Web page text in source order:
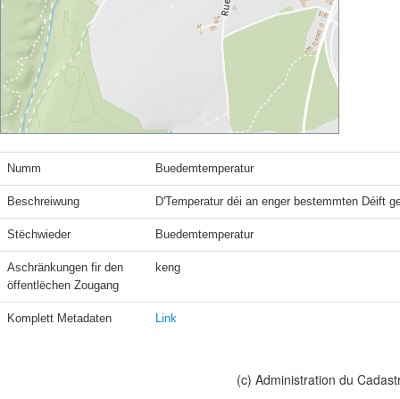
Numm Buedemtemperatur
Beschreiwung D'Temperatur déi an enger bestemmten Déift
Stëchwieder Buedemtemperatur
Aschränkungen fir den
öffentlëchen Zougang
keng
Komplett Metadaten Link
(c) Administration du